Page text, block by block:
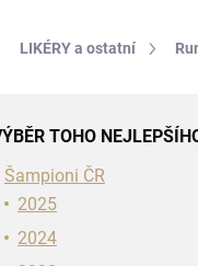
LIKÉRY a ostatní
TOHO
Šampioni ČR
2025
2024